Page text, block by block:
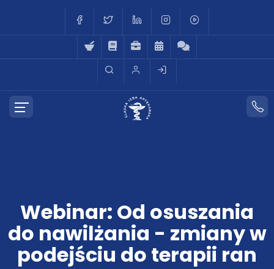
Webinar: Od osuszania
do nawilżania - zmiany w
podejściu do terapii ran